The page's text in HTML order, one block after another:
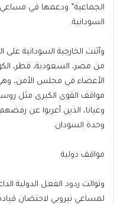
الجماعية” ودعمها في مساعي
السودانية.
وأثنت الخارجية السودانية على
من مصر، السعودية، قطر،
الأعضاء في مجلس الأمن،
مواقف القوى الكبرى مثل
وغيانا، الذين أعربوا عن
وحدة السودان.
مواقف دولية
وتوالت ردود الفعل الدولية
لمساعي نيروبي لاحتضان